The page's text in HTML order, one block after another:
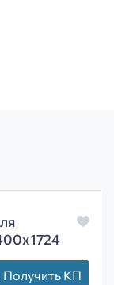
Получить КП